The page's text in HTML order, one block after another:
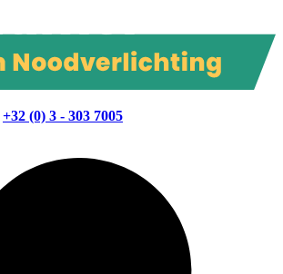
+32 (0) 3 - 303 7005